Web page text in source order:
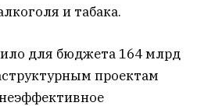
и табака.
для бюджета 164 млрд
проектам